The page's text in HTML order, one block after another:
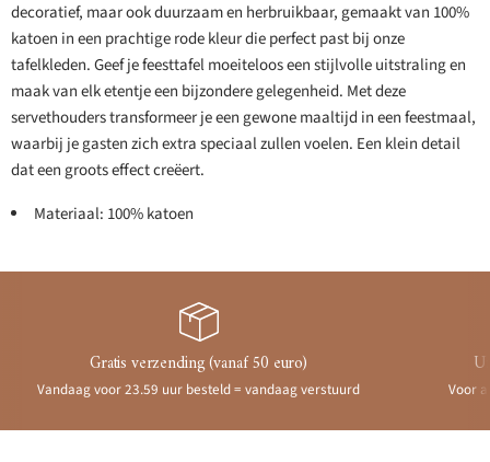
decoratief, maar ook duurzaam en herbruikbaar, gemaakt van 100%
katoen in een prachtige rode kleur die perfect past bij onze
tafelkleden. Geef je feesttafel moeiteloos een stijlvolle uitstraling en
maak van elk etentje een bijzondere gelegenheid. Met deze
servethouders transformeer je een gewone maaltijd in een feestmaal,
waarbij je gasten zich extra speciaal zullen voelen. Een klein detail
dat een groots effect creëert.
Materiaal: 100% katoen
Gratis verzending (vanaf 50 euro)
Vandaag voor 23.59 uur besteld = vandaag verstuurd Voor